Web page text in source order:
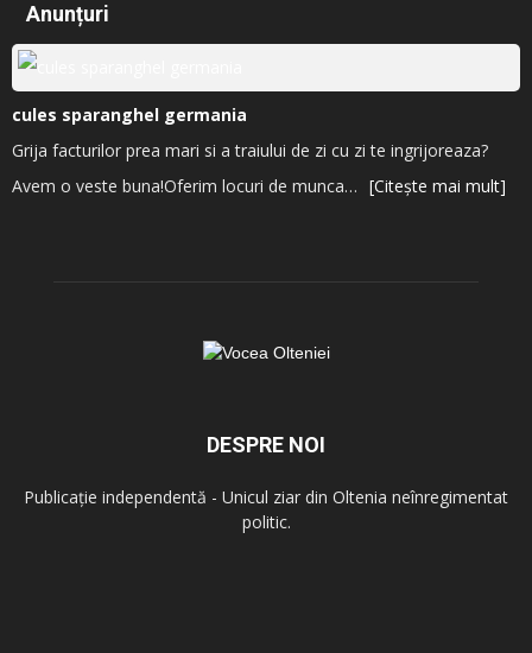
Anunțuri
cules sparanghel germania
Grija facturilor prea mari si a traiului de zi cu zi te ingrijoreaza?
Avem o veste buna!Oferim locuri de munca… [Citește mai mult]
DESPRE NOI
Publicație independentă - Unicul ziar din Oltenia neînregimentat
politic.